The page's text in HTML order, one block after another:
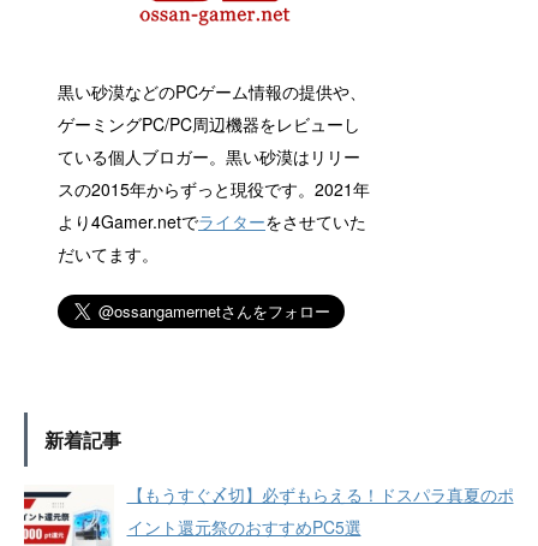
黒い砂漠などのPCゲーム情報の提供や、
ゲーミングPC/PC周辺機器をレビューし
ている個人ブロガー。黒い砂漠はリリー
スの2015年からずっと現役です。2021年
より4Gamer.netでライターをさせていた
だいてます。
新着記事
【もうすぐ〆切】必ずもらえる！ドスパラ真夏のポ
イント還元祭のおすすめPC5選